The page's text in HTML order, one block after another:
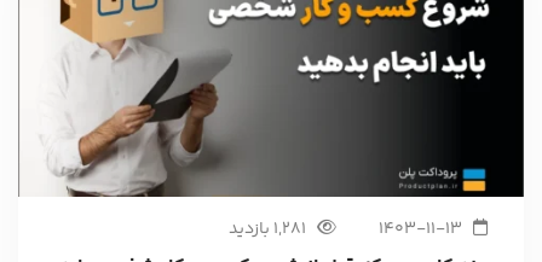
1403-11-13 1,281 بازدید